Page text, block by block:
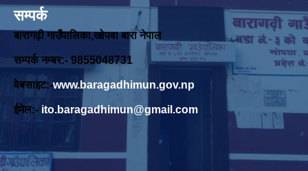
सम्पर्क
बारागढ़ी गाउँपालिका,खोपवा बारा नेपाल
सम्पर्क नम्बर:- 9855048731
वेबसाइट:-www.baragadhimun.gov.np
ईमेल:- ito.baragadhimun@gmail.com